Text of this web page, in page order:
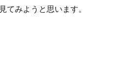
てみようと思います。